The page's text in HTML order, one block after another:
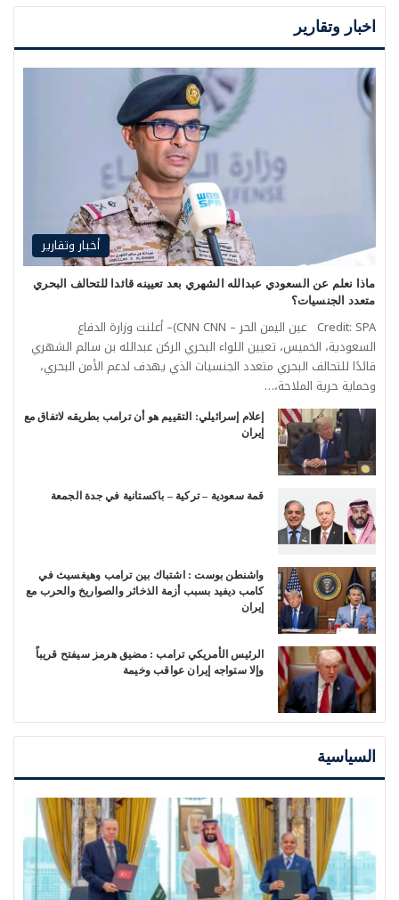
اخبار وتقارير
أخبار وتقارير
ماذا نعلم عن السعودي عبدالله الشهري بعد تعيينه قائدا للتحالف البحري
متعدد الجنسيات؟
Credit: SPA عين اليمن الحر – CNN CNN)– أعلنت وزارة الدفاع
السعودية، الخميس، تعيين اللواء البحري الركن عبدالله بن سالم الشهري
قائدًا للتحالف البحري متعدد الجنسيات الذي يهدف لدعم الأمن البحري،
وحماية حرية الملاحة،…
إعلام إسرائيلي: التقييم هو أن ترامب بطريقه لاتفاق مع
إيران
قمة سعودية – تركية – باكستانية في جدة الجمعة
واشنطن بوست : اشتباك بين ترامب وهيغسيث في
كامب ديفيد بسبب أزمة الذخائر والصواريخ والحرب مع
إيران
الرئيس الأمريكي ترامب : مضيق هرمز سيفتح قريباً
وإلا ستواجه إيران عواقب وخيمة
السياسية